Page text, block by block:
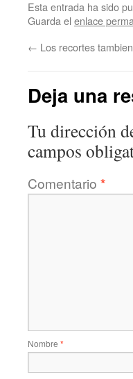
Esta entrada ha sido
Guarda el enlace
← Los recortes
Deja una
Tu dirección
campos
Comentario *
Nombre *